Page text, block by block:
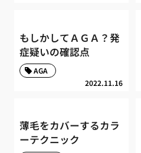
もしかしてＡＧＡ？発
症疑いの確認点
2022.11.16
AGA
薄毛をカバーするカラ
ーテクニック